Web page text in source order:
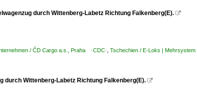
durch Wittenberg-Labetz Richtung Falkenberg(E). 
/ ČD Cargo a.s., Praha ·CDC· Tschechien / E-Loks |
durch Wittenberg-Labetz Richtung Falkenberg(E). 